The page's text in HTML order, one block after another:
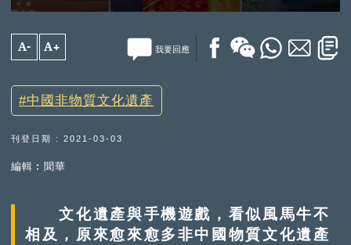
A- A+ 我要回應
中國非物質文化遺產
刊登日期 : 2021-03-03
編輯︰聞華
文化遺產與手機遊戲，看似風馬牛不
相及，原來愈來愈多非中國物質文化遺產